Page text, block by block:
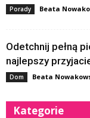
Porady Beata
Odetchnij pełną
najlepszy
Dom Beata
Kategorie